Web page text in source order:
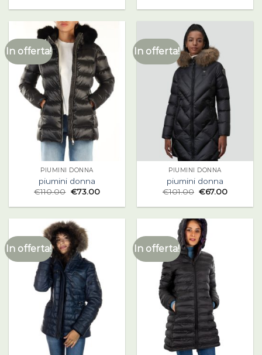
In offerta!
PIUMINI DONNA
piumini donna
€110.00 €73.00
In offerta!
PIUMINI DONNA
piumini donna
€101.00 €67.00
In offerta! In offerta!